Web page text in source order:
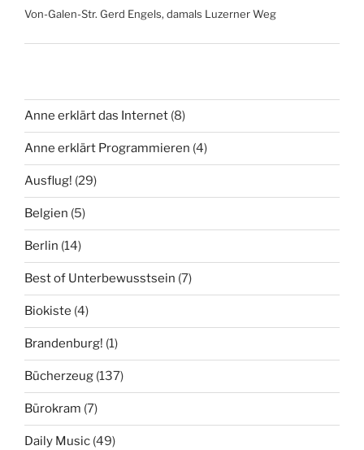
Von-Galen-Str. Gerd Engels, damals Luzerner Weg
Anne erklärt das Internet (8)
Anne erklärt Programmieren (4)
Ausflug! (29)
Belgien (5)
Berlin (14)
Best of Unterbewusstsein (7)
Biokiste (4)
Brandenburg! (1)
Bücherzeug (137)
Bürokram (7)
Daily Music (49)